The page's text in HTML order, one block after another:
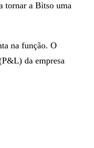
tornar a Bitso uma
na função. O
da empresa